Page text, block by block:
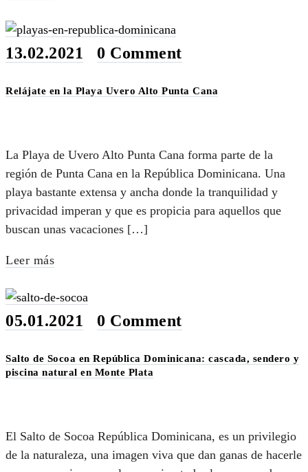
13.02.2021 0 Comment
Relájate en la Playa Uvero Alto Punta Cana
La Playa de Uvero Alto Punta Cana forma parte de la
región de Punta Cana en la República Dominicana. Una
playa bastante extensa y ancha donde la tranquilidad y
privacidad imperan y que es propicia para aquellos que
buscan unas vacaciones […]
Leer más
05.01.2021 0 Comment
Salto de Socoa en República Dominicana: cascada, sendero y
piscina natural en Monte Plata
El Salto de Socoa República Dominicana, es un privilegio
de la naturaleza, una imagen viva que dan ganas de hacerle